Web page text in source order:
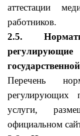
аттестации
работников.
2.5.
Перечень
регулирующих
услуги,
официальном